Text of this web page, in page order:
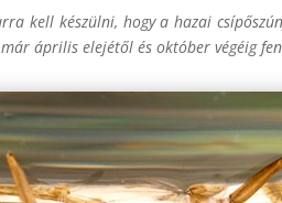
kell készülni, hogy a hazai
április elejétől és október végéig